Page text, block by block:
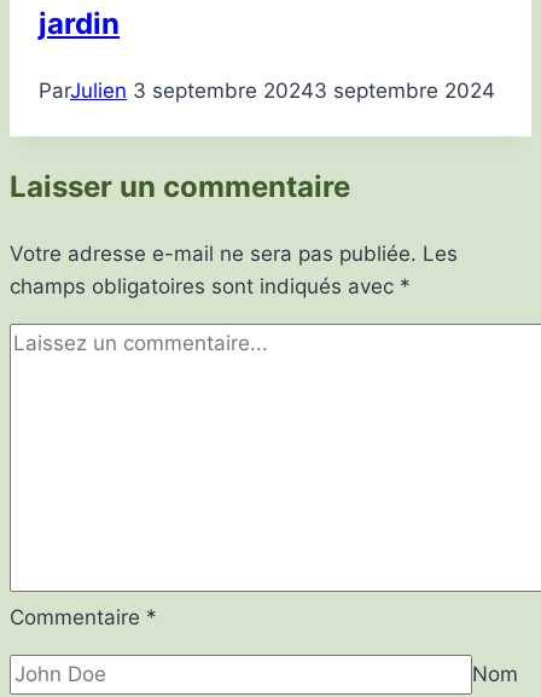
jardin
ParJulien 3 septembre 20243 septembre 2024
Laisser un commentaire
Votre adresse e-mail ne sera pas publiée. Les
champs obligatoires sont indiqués avec *
Commentaire *
Nom